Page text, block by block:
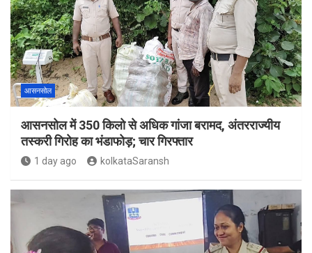
आसनसोल
आसनसोल में 350 किलो से अधिक गांजा बरामद, अंतरराज्यीय
तस्करी गिरोह का भंडाफोड़; चार गिरफ्तार
1 day ago kolkataSaransh